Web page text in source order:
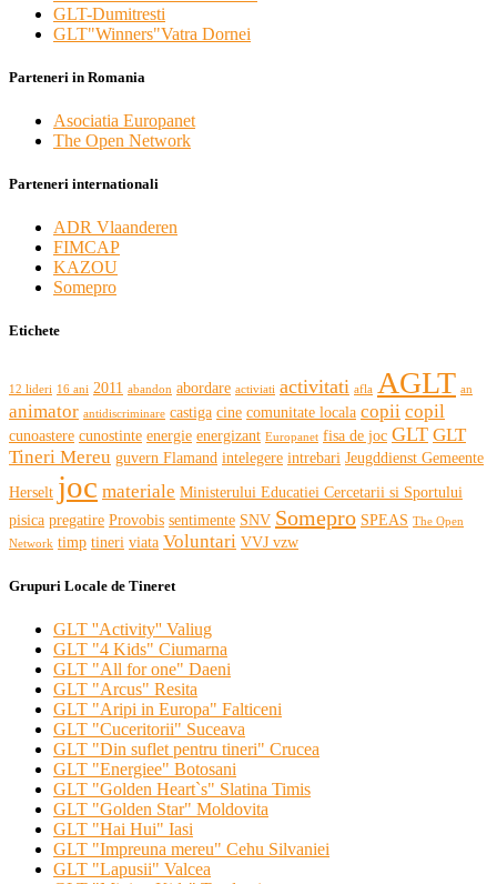
GLT-Dumitresti
GLT"Winners"Vatra Dornei
Parteneri in Romania
Asociatia Europanet
The Open Network
Parteneri internationali
ADR Vlaanderen
FIMCAP
KAZOU
Somepro
Etichete
12 lideri 16 ani 2011 abandon abordare activiati activitati afla AGLT an
animator antidiscriminare castiga cine comunitate locala copii copil
cunoastere cunostinte energie energizant Europanet fisa de joc GLT GLT
Tineri Mereu guvern Flamand intelegere intrebari Jeugddienst Gemeente
Herselt joc materiale Ministerului Educatiei Cercetarii si Sportului
pisica pregatire Provobis sentimente SNV Somepro SPEAS The Open
Network timp tineri viata Voluntari VVJ vzw
Grupuri Locale de Tineret
GLT ''Activity'' Valiug
GLT "4 Kids" Ciumarna
GLT "All for one" Daeni
GLT "Arcus" Resita
GLT "Aripi in Europa" Falticeni
GLT "Cuceritorii" Suceava
GLT "Din suflet pentru tineri" Crucea
GLT "Energiee" Botosani
GLT "Golden Heart`s" Slatina Timis
GLT "Golden Star" Moldovita
GLT "Hai Hui" Iasi
GLT "Impreuna mereu" Cehu Silvaniei
GLT "Lapusii" Valcea